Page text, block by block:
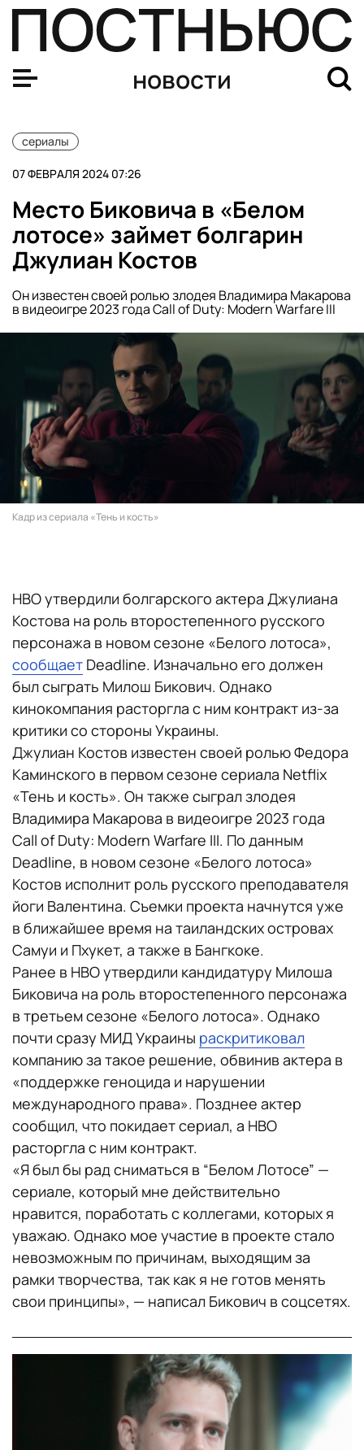
новости
сериалы
07 ФЕВРАЛЯ 2024 07:26
Место Биковича в «Белом
лотосе» займет болгарин
Джулиан Костов
Он известен своей ролью злодея Владимира Макарова
в видеоигре 2023 года Call of Duty: Modern Warfare III
Кадр из сериала «Тень и кость»
HBO утвердили болгарского актера Джулиана
Костова на роль второстепенного русского
персонажа в новом сезоне «Белого лотоса»,
сообщает Deadline. Изначально его должен
был сыграть Милош Бикович. Однако
кинокомпания расторгла с ним контракт из-за
критики со стороны Украины.
Джулиан Костов известен своей ролью Федора
Каминского в первом сезоне сериала Netflix
«Тень и кость». Он также сыграл злодея
Владимира Макарова в видеоигре 2023 года
Call of Duty: Modern Warfare III. По данным
Deadline, в новом сезоне «Белого лотоса»
Костов исполнит роль русского преподавателя
йоги Валентина. Съемки проекта начнутся уже
в ближайшее время на таиландских островах
Самуи и Пхукет, а также в Бангкоке.
Ранее в HBO утвердили кандидатуру Милоша
Биковича на роль второстепенного персонажа
в третьем сезоне «Белого лотоса». Однако
почти сразу МИД Украины раскритиковал
компанию за такое решение, обвинив актера в
«поддержке геноцида и нарушении
международного права». Позднее актер
сообщил, что покидает сериал, а HBO
расторгла с ним контракт.
«Я был бы рад сниматься в “Белом Лотосе” —
сериале, который мне действительно
нравится, поработать с коллегами, которых я
уважаю. Однако мое участие в проекте стало
невозможным по причинам, выходящим за
рамки творчества, так как я не готов менять
свои принципы», — написал Бикович в соцсетях.
Место Милоша Биковича в «Белом лотосе» займет